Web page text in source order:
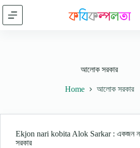
Skip
content
আলোক সরকার
Home আলোক সরকার
Ekjon nari kobita Alok Sarkar : একজন
সরকার